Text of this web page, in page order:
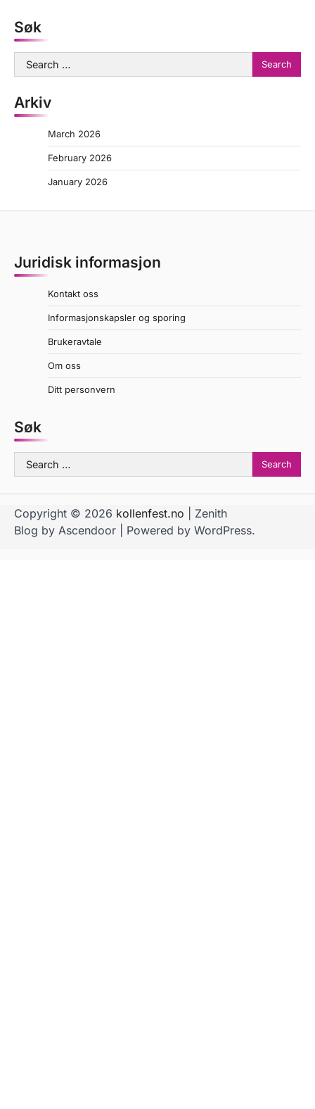
Søk
Search
for:
Arkiv
March 2026
February 2026
January 2026
Juridisk informasjon
Kontakt oss
Informasjonskapsler og sporing
Brukeravtale
Om oss
Ditt personvern
Søk
Search
for:
Copyright © 2026 kollenfest.no | Zenith
Blog by Ascendoor | Powered by WordPress.